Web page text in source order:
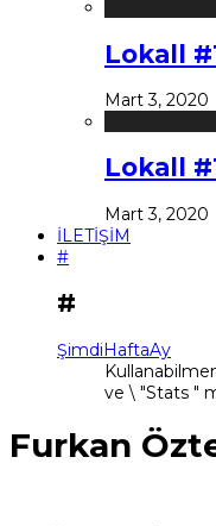
Lokall
Mart 3, 2020
Lokall
Mart 3, 2020
İLETİŞİM
#
#
ŞimdiHaftaAy
ve \ "Stats "
Furkan